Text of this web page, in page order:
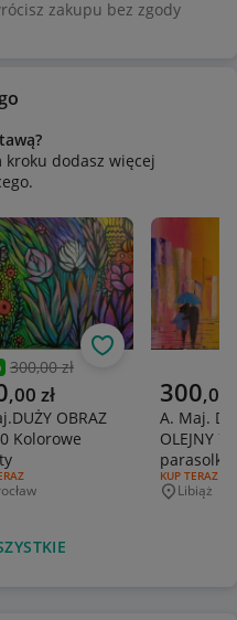
zakupu bez zgody
kroku dodasz więcej
cena
300,00 zł
cena
,00 zł
OBRAZ
Kolorowe
OFERTY:
Obserwuj
Aktualna
300,00
A. Maj.
OLEJNY
parasolką
RODZAJ
KUP TERAZ
Libiąż